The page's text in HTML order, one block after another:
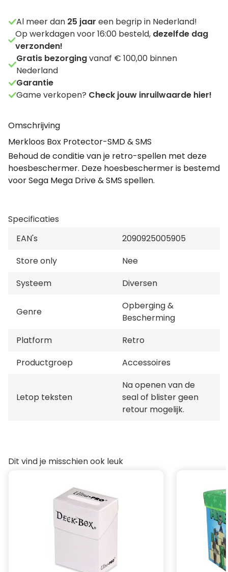
Al meer dan 25 jaar een begrip in Nederland!
Op werkdagen voor 16:00 besteld, dezelfde dag
verzonden!
Gratis bezorgingvanaf € 100,00 binnen
Nederland
Garantie
Game verkopen? Check jouw inruilwaarde hier!
Omschrijving
Merkloos Box Protector-SMD & SMS
Behoud de conditie van je retro-spellen met deze
hoesbeschermer. Deze hoesbeschermer is bestemd
voor Sega Mega Drive & SMS spellen.
Specificaties
EAN's
2090925005905
Store only
Nee
Systeem
Diversen
Genre
Opberging &
Bescherming
Platform
Retro
Productgroep
Accessoires
Letop teksten
Na openen van de
seal of blister geen
retour mogelijk.
Dit vind je misschien ook leuk